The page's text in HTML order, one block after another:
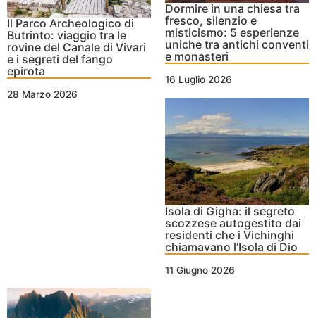
Il Parco Archeologico di
Butrinto: viaggio tra le
rovine del Canale di Vivari
e i segreti del fango
epirota
28 Marzo 2026
Dormire in una chiesa tra
fresco, silenzio e
misticismo: 5 esperienze
uniche tra antichi conventi
e monasteri
16 Luglio 2026
Isola di Gigha: il segreto
scozzese autogestito dai
residenti che i Vichinghi
chiamavano l’Isola di Dio
11 Giugno 2026